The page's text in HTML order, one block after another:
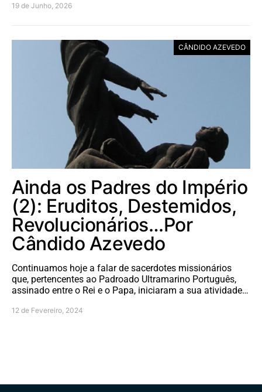
19 de Junho, 2026
CÂNDIDO AZEVEDO
Ainda os Padres do Império
(2): Eruditos, Destemidos,
Revolucionários…Por
Cândido Azevedo
Continuamos hoje a falar de sacerdotes missionários
que, pertencentes ao Padroado Ultramarino Português,
assinado entre o Rei e o Papa, iniciaram a sua atividade…
12 de Fevereiro, 2024